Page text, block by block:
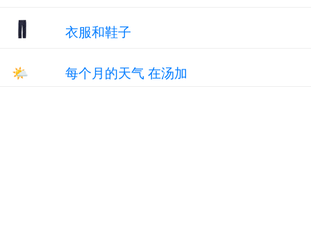
衣服和鞋子
🌤 每个月的天气 在汤加